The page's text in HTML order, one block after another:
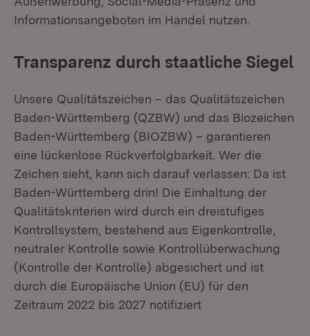
Informationsangeboten im Handel nutzen.
Transparenz durch staatliche Siegel
Unsere Qualitätszeichen – das Qualitätszeichen
Baden-Württemberg (QZBW) und das Biozeichen
Baden-Württemberg (BIOZBW) – garantieren
eine lückenlose Rückverfolgbarkeit. Wer die
Zeichen sieht, kann sich darauf verlassen: Da ist
Baden-Württemberg drin! Die Einhaltung der
Qualitätskriterien wird durch ein dreistufiges
Kontrollsystem, bestehend aus Eigenkontrolle,
neutraler Kontrolle sowie Kontrollüberwachung
(Kontrolle der Kontrolle) abgesichert und ist
durch die Europäische Union (EU) für den
Zeitraum 2022 bis 2027 notifiziert